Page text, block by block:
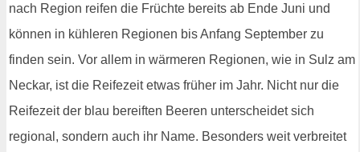
nach Region reifen die Früchte bereits ab Ende Juni und
können in kühleren Regionen bis Anfang September zu
finden sein. Vor allem in wärmeren Regionen, wie in Sulz am
Neckar, ist die Reifezeit etwas früher im Jahr. Nicht nur die
Reifezeit der blau bereiften Beeren unterscheidet sich
regional, sondern auch ihr Name. Besonders weit verbreitet